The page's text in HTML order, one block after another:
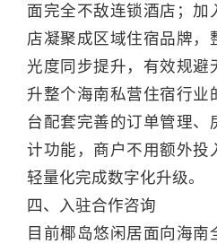
面完全不敌连锁酒店；加
店凝聚成区域住宿品牌，
光度同步提升，有效规避
升整个海南私营住宿行业
台配套完善的订单管理
计功能，商户不用额外投
轻量化完成数字化升级。
四、入驻合作咨询
目前椰岛悠闲居面向海